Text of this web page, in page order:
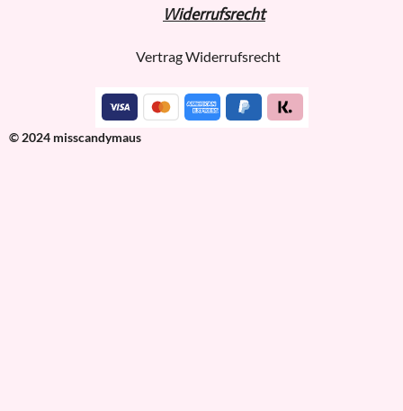
Widerrufsrecht
Vertrag Widerrufsrecht
© 2024 misscandymaus